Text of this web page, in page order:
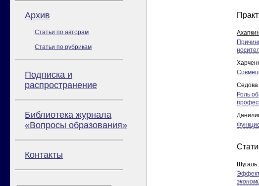
Архив
Статьи по авторам
Статьи по рубрикам
Подписка и
распространение
Библиотека журнала
«Вопросы образования»
Контакты
Роль